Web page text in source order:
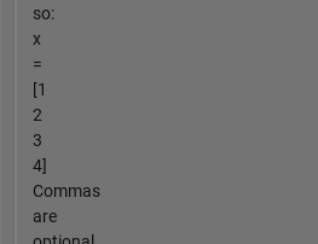
so:
x
=
[1
2
3
4]
Commas
are